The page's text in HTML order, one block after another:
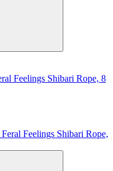
Feelings Shibari Rope, 8